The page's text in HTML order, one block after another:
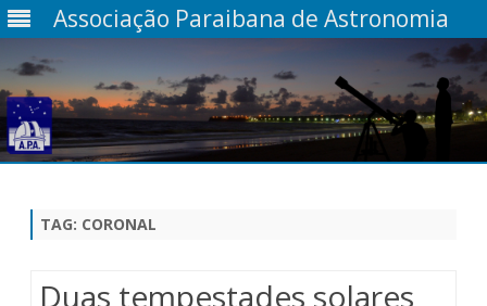
Associação Paraibana de Astronomia
TAG: CORONAL
Duas tempestades solares